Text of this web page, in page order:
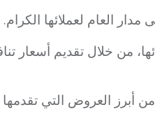
العام لعملائها الكرام.
من خلال تقديم أسعار
أبرز العروض التي